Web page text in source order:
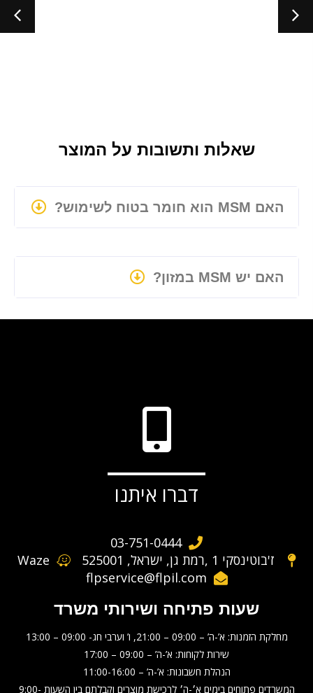
שאלות ותשובות על המוצר
האם MSM הוא חומר בטוח לשימוש?
האם יש MSM במזון?
דברו איתנו
03-751-0444
ז'בוטינסקי 1 ,רמת גן, ישראל, 525001
Waze
flpservice@flpil.com
שעות פתיחה ושירותי משרד
מחלקת הזמנות: א’-ה’ – 09:00 – 21:00, ו’ וערבי חג- 09:00 – 13:00
שירות לקוחות: א’-ה’ – 09:00 – 17:00
הנהלת חשבונות: א’-ה’ – 11:00-16:00
המשרדים פתוחים בימים א׳-ה׳ לרכישת מוצרים וקבלתם בין השעות 9:00-